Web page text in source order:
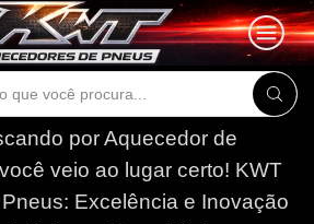
Search
por Aquecedor de
veio ao lugar certo! KWT
Excelência e Inovação